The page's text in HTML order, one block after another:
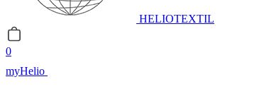
HELIOTEXTIL
0
myHelio